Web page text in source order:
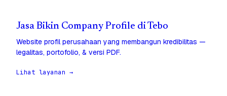
Jasa Bikin Company Profile di Tebo
Website profil perusahaan yang membangun kredibilitas —
legalitas, portofolio, & versi PDF.
Lihat layanan →